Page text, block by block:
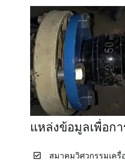
แหล่งข้อมูลเพื่อกา
สมาคมวิศวกรรมเครื่